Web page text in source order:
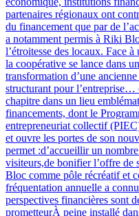
partenaires régionaux ont
du financement que par de
a notamment permis à Riki
l’étroitesse des locaux. Face
la coopérative se lance dans
transformation d’une
structurant pour l’entreprise…
chapitre dans un lieu
financements, dont le
entrepreneuriat collectif
et ouvre les portes de son
permet :d’accueillir un
visiteurs,de bonifier l’offre de
Bloc comme pôle récréatif et
fréquentation annuelle a
perspectives financières sont
prometteurÀ peine installé